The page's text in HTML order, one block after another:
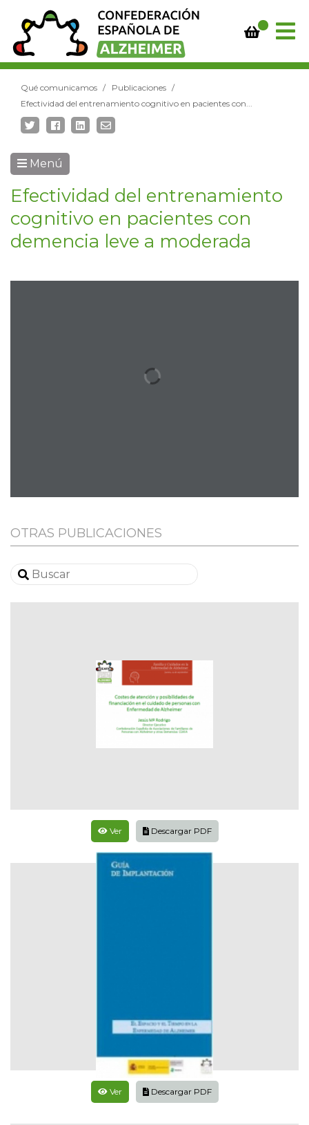
Qué comunicamos
Publicaciones
Efectividad del entrenamiento cognitivo en pacientes con...
Menú
Efectividad del entrenamiento
cognitivo en pacientes con
demencia leve a moderada
OTRAS PUBLICACIONES
Ver Descargar PDF
Ver Descargar PDF